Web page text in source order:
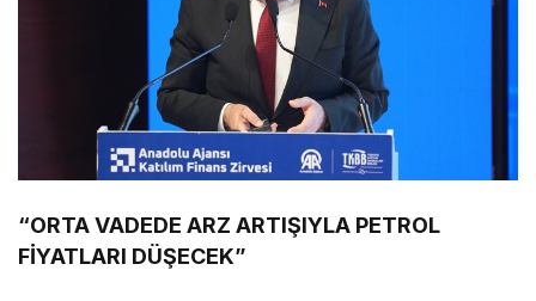
“ORTA VADEDE ARZ ARTIŞIYLA PETROL
FİYATLARI DÜŞECEK”